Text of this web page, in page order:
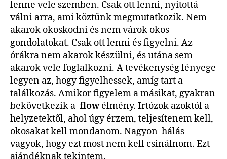
lenne vele szemben. Csak ott lenni, nyitottá
válni arra, ami köztünk megmutatkozik. Nem
akarok okoskodni és nem várok okos
gondolatokat. Csak ott lenni és figyelni. Az
órákra nem akarok készülni, és utána sem
akarok vele foglalkozni. A tevékenység lényege
legyen az, hogy figyelhessek, amíg tart a
találkozás. Amikor figyelem a másikat, gyakran
bekövetkezik a flowélmény. Irtózok azoktól a
helyzetektől, ahol úgy érzem, teljesítenem kell,
okosakat kell mondanom. Nagyon hálás
vagyok, hogy ezt most nem kell csinálnom. Ezt